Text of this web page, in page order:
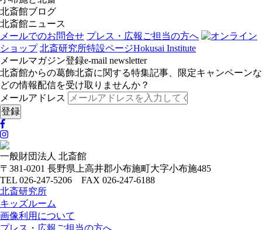
北斎館ブログ
北斎館ニュース
メールでのお問合せ プレス・広報ご担当の方へ
オンライン
ショップ 北斎研究所特設ページHokusai Institute
メールマガジン登録e-mail newsletter
北斎館からの葛飾北斎に関する特集記事、限定キャンペーンな
どの情報配信を受け取りませんか？
メールアドレス
一般財団法人 北斎館
〒381-0201 長野県上高井郡小布施町大字小布施485
TEL 026-247-5206 FAX 026-247-6188
北斎研究所
キッズルーム
画像利用について
プレス・広報ご担当の方へ